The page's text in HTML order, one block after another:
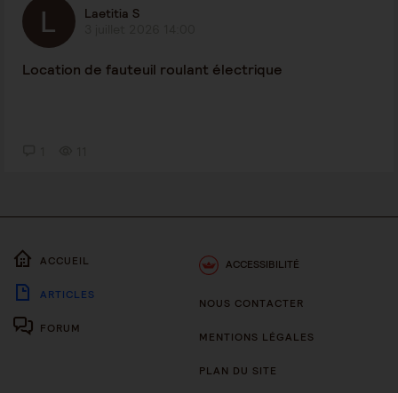
Laetitia S
Location de fauteuil roulant électrique
ACCUEIL
ARTICLES
FORUM
ACCESSIBILITÉ
NOUS CONTACTER
MENTIONS LÉGALES
PLAN DU SITE